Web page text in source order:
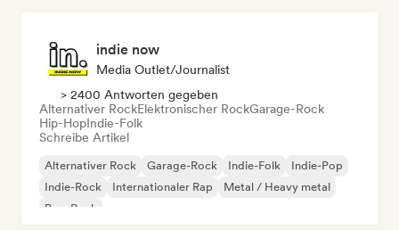
indie now
Media Outlet/Journalist
> 2400 Antworten gegeben
Alternativer RockElektronischer RockGarage-Rock
Hip-HopIndie-Folk
Schreibe Artikel
Alternativer Rock Garage-Rock Indie-Folk
Indie-Pop
Indie-Rock
Internationaler Rap
Metal / Heavy metal
Pop-Rock